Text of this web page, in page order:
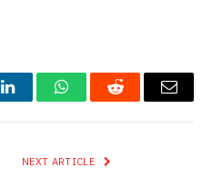
LinkedInWhatsAppReddit Email
NEXT ARTICLE